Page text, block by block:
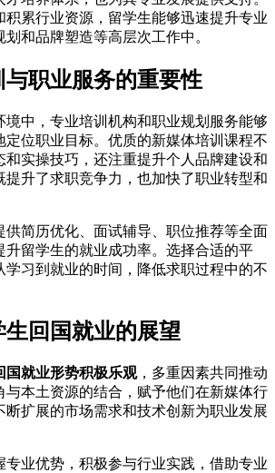
积累行业资源，留学生能够迅速提升专业
和品牌塑造等高层次工作中。
职业服务的重要性
境中，专业培训机构和职业规划服务能够
定位职业目标。优质的新媒体培训课程不
和实操技巧，还注重提升个人品牌建设和
提升了求职竞争力，也加快了职业转型和
供简历优化、面试辅导、职位推荐等全面
升留学生的就业成功率。选择合适的平
学习到就业的时间，降低求职过程中的不
回国就业的展望
国就业形势积极乐观，多重因素共同推动
与本土资源的结合，赋予他们在新媒体行
断扩展的市场需求和技术创新为职业发展
专业优势，积极参与行业实践，借助专业